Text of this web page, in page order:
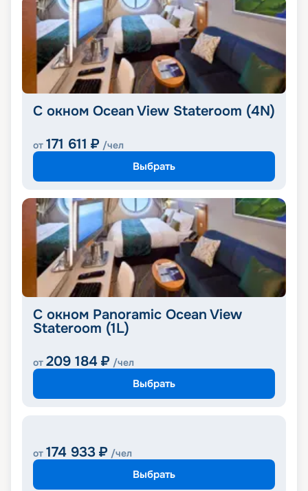
С окном Ocean View Stateroom (4N)
от 171 611 ₽ /чел
Выбрать
С окном Panoramic Ocean View
Stateroom (1L)
от 209 184 ₽ /чел
Выбрать
от 174 933 ₽ /чел
Выбрать